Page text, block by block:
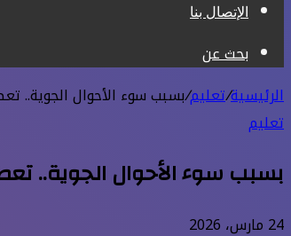
الإتصال بنا
بحث عن
الرئيسية/تعليم/بسبب سوء الأحوال الجوية..
تعليم
بسبب سوء الأحوال الجوية..
24 مارس، 2026